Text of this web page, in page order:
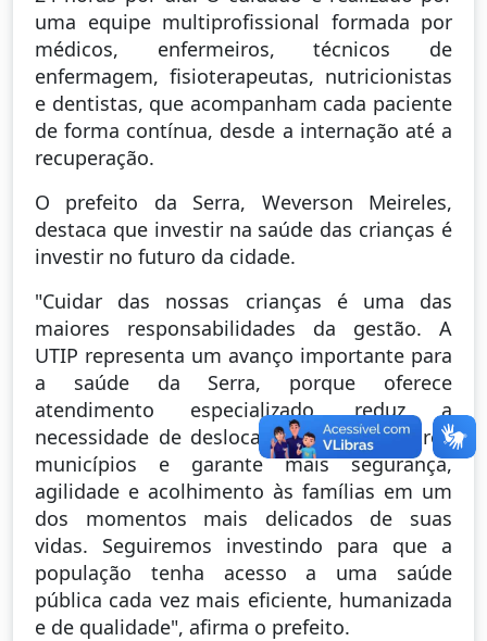
uma equipe multiprofissional formada por
médicos, enfermeiros, técnicos de
enfermagem, fisioterapeutas, nutricionistas
e dentistas, que acompanham cada paciente
de forma contínua, desde a internação até a
recuperação.
O prefeito da Serra, Weverson Meireles,
destaca que investir na saúde das crianças é
investir no futuro da cidade.
"Cuidar das nossas crianças é uma das
maiores responsabilidades da gestão. A
UTIP representa um avanço importante para
a saúde da Serra, porque oferece
atendimento especializado, reduz a
necessidade de deslocamentos para outros
municípios e garante mais segurança,
agilidade e acolhimento às famílias em um
dos momentos mais delicados de suas
vidas. Seguiremos investindo para que a
população tenha acesso a uma saúde
pública cada vez mais eficiente, humanizada
e de qualidade", afirma o prefeito.